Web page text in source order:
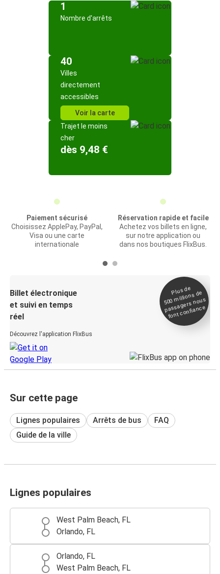
1
Nombre d'arrêts
40
Villes
directement
accessibles
Voir la carte
Trajet le moins
cher
dès 9,48 €
Paiement sécurisé
Choisissez ApplePay, PayPal,
Visa ou une carte
internationale
Réservation rapide et facile
Achetez vos billets en ligne,
sur notre application ou
dans nos boutiques FlixBus.
Billet électronique
et suivi en temps
réel
Découvrez l'application FlixBus
Plus de
500
millions de
passagers nous
font confiance
Sur cette page
Lignes populaires Arrêts de bus
FAQ
Guide de la ville
Lignes populaires
West Palm Beach, FL
Orlando, FL
Orlando, FL
West Palm Beach, FL